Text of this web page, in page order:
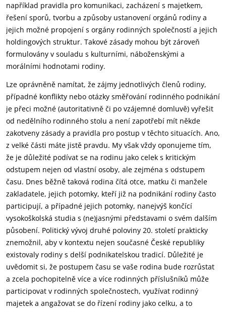
například pravidla pro komunikaci, zacházení s majetkem,
řešení sporů, tvorbu a způsoby ustanovení orgánů rodiny a
jejich možné propojení s orgány rodinných společností a jejich
holdingových struktur. Takové zásady mohou být zároveň
formulovány v souladu s kulturními, náboženskými a
morálními hodnotami rodiny.
Lze oprávněně namítat, že zájmy jednotlivých členů rodiny,
případné konflikty nebo otázky směřování rodinného podnikání
je přeci možné (autoritativně či po vzájemné domluvě) vyřešit
od nedělního rodinného stolu a není zapotřebí mít někde
zakotveny zásady a pravidla pro postup v těchto situacích. Ano,
z velké části máte jistě pravdu. My však vždy oponujeme tím,
že je důležité podívat se na rodinu jako celek s kritickým
odstupem nejen od vlastní osoby, ale zejména s odstupem
času. Dnes běžně taková rodina čítá otce, matku či manžele
zakladatele, jejich potomky, kteří již na podnikání rodiny často
participují, a případné jejich potomky, nanejvýš končící
vysokoškolská studia s (ne)jasnými představami o svém dalším
působení. Politický vývoj druhé poloviny 20. století prakticky
znemožnil, aby v kontextu nejen současné České republiky
existovaly rodiny s delší podnikatelskou tradicí. Důležité je
uvědomit si, že postupem času se vaše rodina bude rozrůstat
a zcela pochopitelně více a více rodinných příslušníků může
participovat v rodinných společnostech, využívat rodinný
majetek a angažovat se do řízení rodiny jako celku, a to